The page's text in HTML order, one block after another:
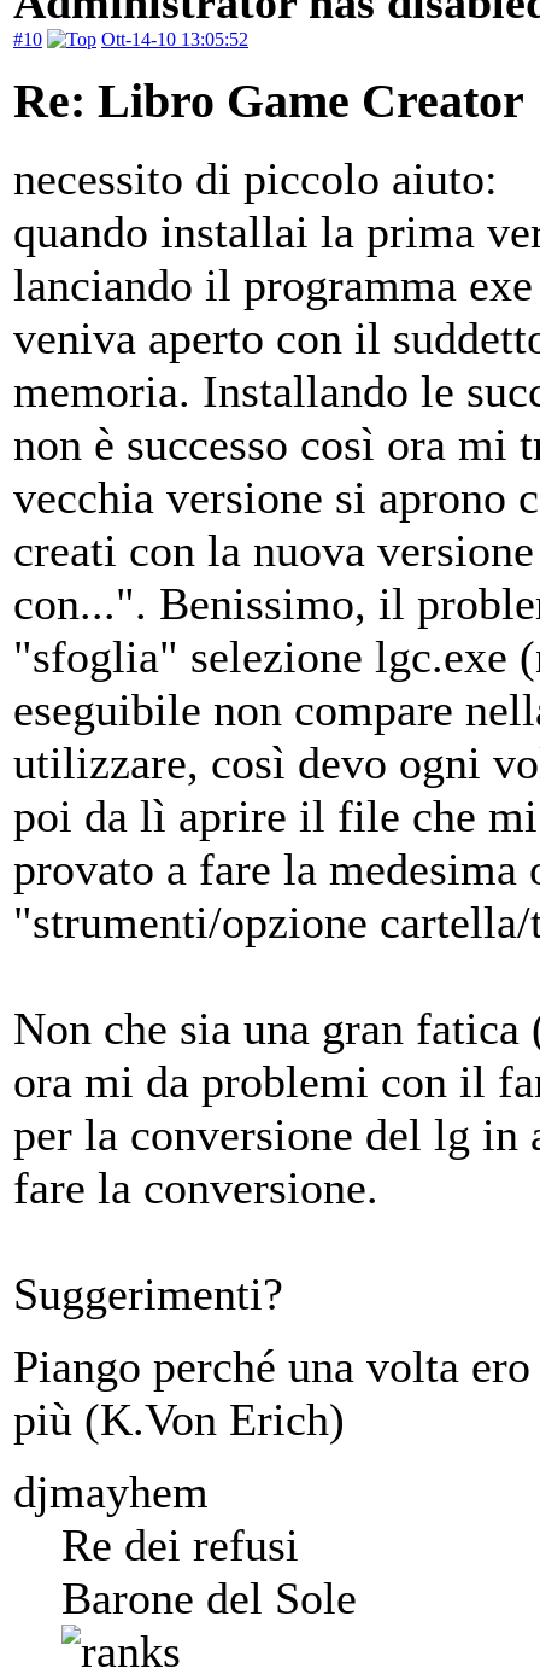
#10 Ott-14-10 13:05:52
Re: Libro Game Creator
necessito di piccolo aiuto:
quando installai la prima
lanciando il programma
veniva aperto con il
memoria. Installando le
non è successo così ora
vecchia versione si aprono
creati con la nuova
con...". Benissimo, il
"sfoglia" selezione lgc.exe
eseguibile non compare
utilizzare, così devo ogni
poi da lì aprire il file che
provato a fare la medesima
"strumenti/opzione
Non che sia una gran
ora mi da problemi con il
per la conversione del lg in
fare la conversione.
Suggerimenti?
Piango perché una volta
più (K.Von Erich)
djmayhem
Re dei refusi
Barone del Sole